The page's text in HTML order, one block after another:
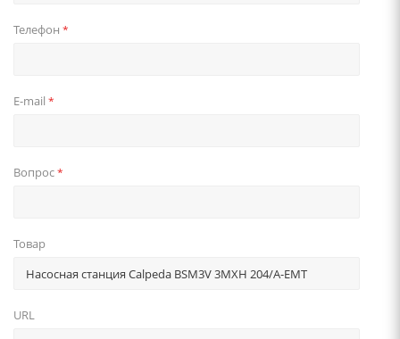
Телефон *
E-mail *
Вопрос*
Товар
URL